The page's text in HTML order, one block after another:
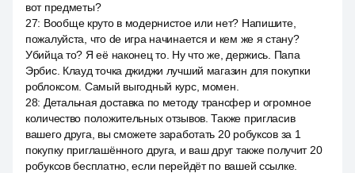
вот предметы?
27: Вообще круто в модернистое или нет? Напишите,
пожалуйста, что de игра начинается и кем же я стану?
Убийца то? Я её наконец то. Ну что же, держись. Папа
Эрбис. Клауд точка джиджи лучший магазин для покупки
роблоксом. Самый выгодный курс, момен.
28: Детальная доставка по методу трансфер и огромное
количество положительных отзывов. Также пригласив
вашего друга, вы сможете заработать 20 робуксов за 1
покупку приглашённого друга, и ваш друг также получит 20
робуксов бесплатно, если перейдёт по вашей ссылке.